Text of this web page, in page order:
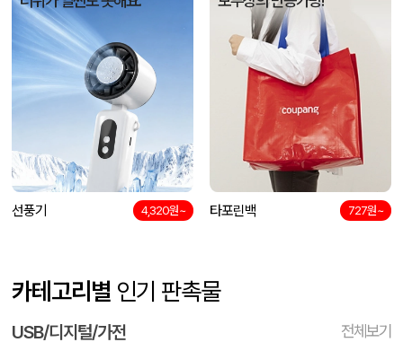
선풍기 4,320원~ 타포린백 727원~
카테고리별 인기 판촉물
USB/디지털/가전 전체보기